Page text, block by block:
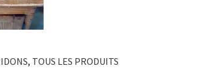
, TOUS LES PRODUITS